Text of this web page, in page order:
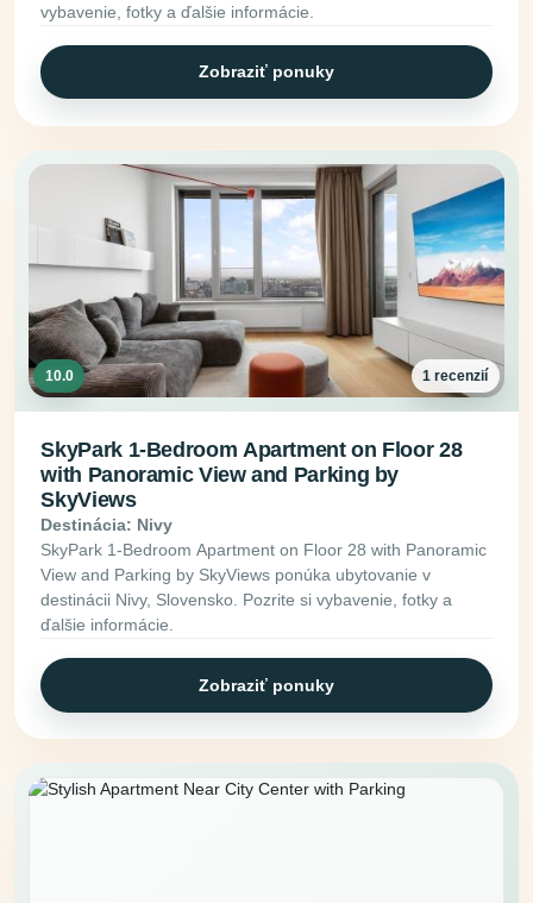
vybavenie, fotky a ďalšie informácie.
Zobraziť ponuky
10.0 1 recenzií
SkyPark 1-Bedroom Apartment on Floor 28
with Panoramic View and Parking by
SkyViews
Destinácia: Nivy
SkyPark 1-Bedroom Apartment on Floor 28 with Panoramic
View and Parking by SkyViews ponúka ubytovanie v
destinácii Nivy, Slovensko. Pozrite si vybavenie, fotky a
ďalšie informácie.
Zobraziť ponuky